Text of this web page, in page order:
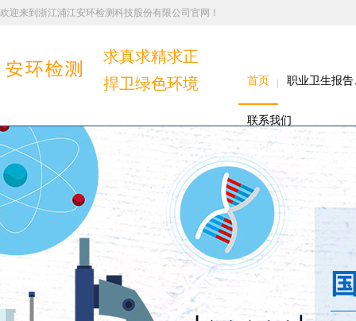
欢迎来到浙江浦江安环检测科技股份有限公司官网！
求真求精求正
捍卫绿色环境
首页 职业卫生报
联系我们